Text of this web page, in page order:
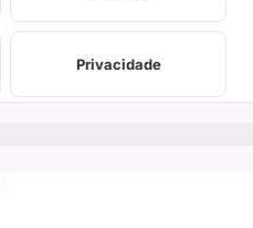
Privacidade